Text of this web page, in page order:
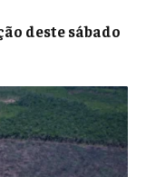
deste sábado